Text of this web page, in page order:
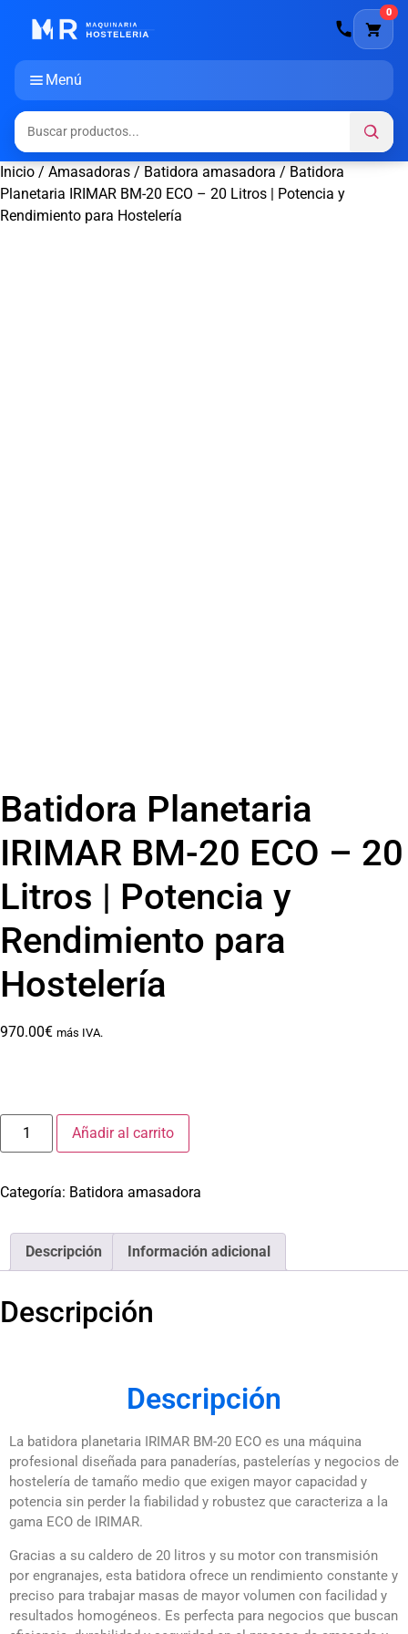
Menú
0
Inicio / Amasadoras / Batidora amasadora / Batidora
Planetaria IRIMAR BM-20 ECO – 20 Litros | Potencia y
Rendimiento para Hostelería
Batidora Planetaria
IRIMAR BM-20 ECO – 20
Litros | Potencia y
Rendimiento para
Hostelería
970.00€ más IVA.
Añadir al carrito
Categoría: Batidora amasadora
Descripción Información adicional
Descripción
Descripción
La batidora planetaria IRIMAR BM-20 ECO es una máquina
profesional diseñada para panaderías, pastelerías y negocios de
hostelería de tamaño medio que exigen mayor capacidad y
potencia sin perder la fiabilidad y robustez que caracteriza a la
gama ECO de IRIMAR.
Gracias a su caldero de 20 litros y su motor con transmisión
por engranajes, esta batidora ofrece un rendimiento constante y
preciso para trabajar masas de mayor volumen con facilidad y
resultados homogéneos. Es perfecta para negocios que buscan